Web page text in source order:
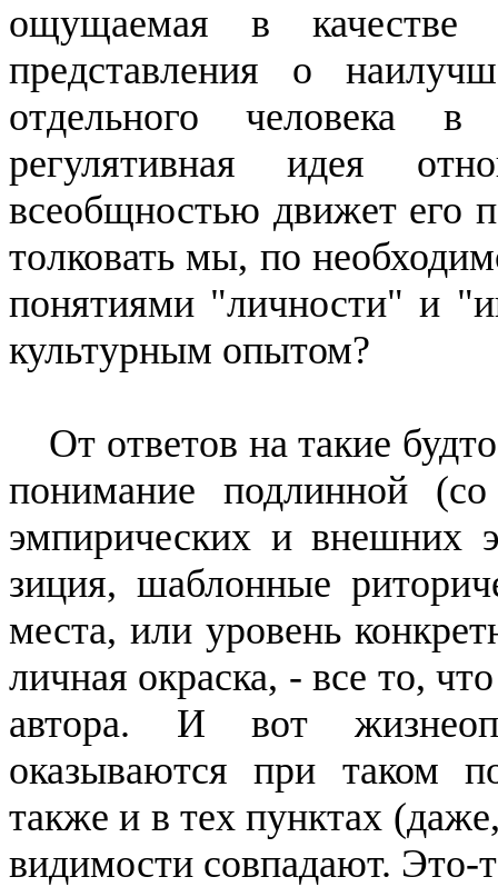
ощущаемая в каче­стве
представления о
отдельного человека
регулятивная идея
всеобщностью движет его
толковать мы, по
понятиями "личности" и
культурным опытом?
От ответов на такие
понимание подлинной
эмпирических и внешних
зиция, шаблонные
ме­ста, или уровень
лич­ная окраска, - все то,
ав­тора. И вот
оказываются при таком
также и в тех пун­ктах
видимости совпа­дают. Это-